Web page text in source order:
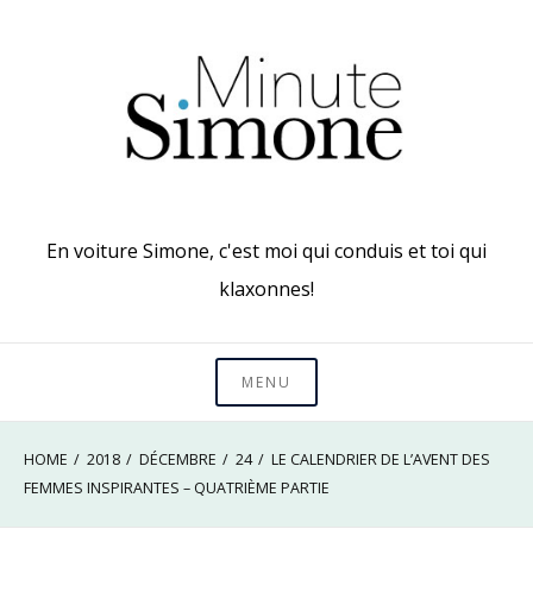
En voiture Simone, c'est moi qui conduis et toi qui
klaxonnes!
MENU
HOME 2018 DÉCEMBRE 24
LE CALENDRIER DE L’AVENT DES
FEMMES INSPIRANTES – QUATRIÈME PARTIE